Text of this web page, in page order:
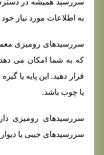
به اطلاعات مورد نیاز
سررسیدهای رومیزی
که به شما امکان می
قرار دهید. این پایه یا
یا چوب باشد.
سررسیدهای رومیزی
سررسیدهای جیبی یا